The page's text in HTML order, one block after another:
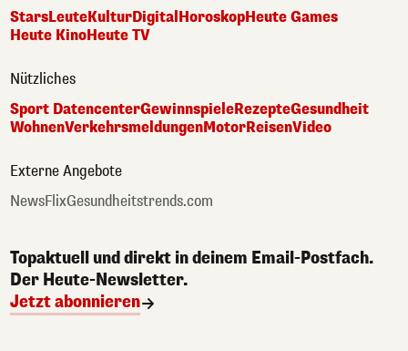
StarsLeuteKulturDigitalHoroskopHeute Games
Heute KinoHeute TV
Nützliches
Sport DatencenterGewinnspieleRezepteGesundheit
WohnenVerkehrsmeldungenMotorReisenVideo
Externe Angebote
NewsFlixGesundheitstrends.com
Topaktuell und direkt in deinem Email-Postfach.
Der Heute-Newsletter.
Jetzt abonnieren